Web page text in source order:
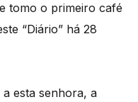
tomo o primeiro café
“Diário” há 28
esta senhora, a